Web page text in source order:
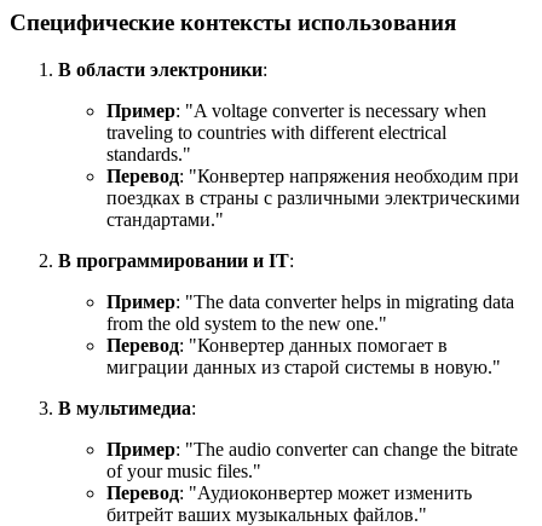
Специфические контексты использования
В области электроники:
Пример: "A voltage converter is necessary when
traveling to countries with different electrical
standards."
Перевод: "Конвертер напряжения необходим при
поездках в страны с различными электрическими
стандартами."
В программировании и IT:
Пример: "The data converter helps in migrating data
from the old system to the new one."
Перевод: "Конвертер данных помогает в
миграции данных из старой системы в новую."
В мультимедиа:
Пример: "The audio converter can change the bitrate
of your music files."
Перевод: "Аудиоконвертер может изменить
битрейт ваших музыкальных файлов."